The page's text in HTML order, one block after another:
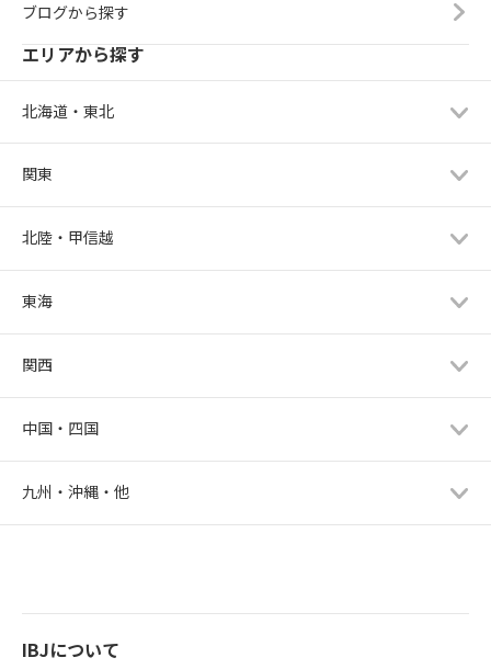
ブログから探す
エリアから探す
北海道・東北
関東
北陸・甲信越
東海
関西
中国・四国
九州・沖縄・他
IBJについて